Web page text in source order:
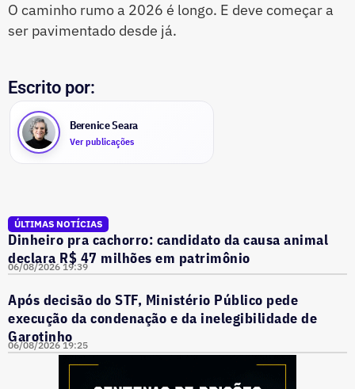
O caminho rumo a 2026 é longo. E deve começar a
ser pavimentado desde já.
Escrito por:
Berenice Seara
Ver publicações
ÚLTIMAS NOTÍCIAS
Dinheiro pra cachorro: candidato da causa animal
declara R$ 47 milhões em patrimônio
06/08/2026 19:39
Após decisão do STF, Ministério Público pede
execução da condenação e da inelegibilidade de
Garotinho
06/08/2026 19:25